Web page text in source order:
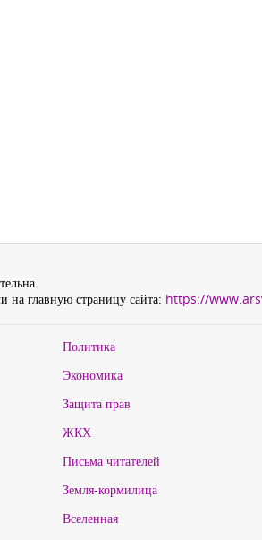
на главную страницу сайта: https://
Политика
Экономика
Защита прав
ЖКХ
Письма читателей
Земля-кормилица
Вселенная